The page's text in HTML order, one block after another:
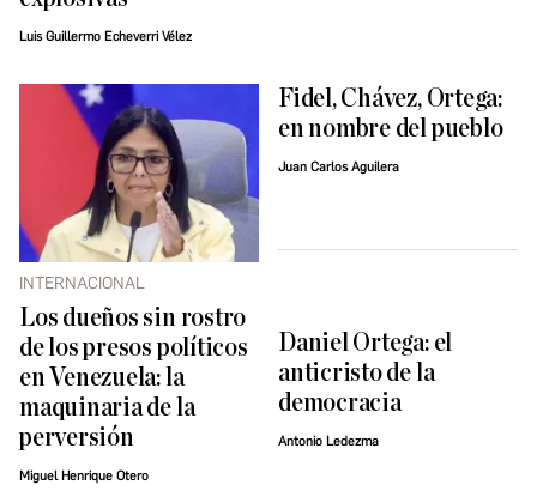
Luis Guillermo Echeverri Vélez
INTERNACIONAL
Los dueños sin rostro
de los presos políticos
en Venezuela: la
maquinaria de la
perversión
Miguel Henrique Otero
Fidel, Chávez, Ortega:
en nombre del pueblo
Juan Carlos Aguilera
Daniel Ortega: el
anticristo de la
democracia
Antonio Ledezma